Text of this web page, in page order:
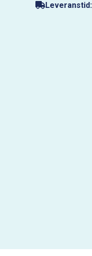
Leveranstid: